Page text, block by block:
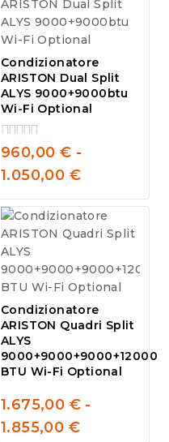
Condizionatore
ARISTON Dual Split
ALYS 9000+9000btu
Wi-Fi Optional
0
out
of
5
960,00 € -
1.050,00 €
Condizionatore
ARISTON Quadri Split
ALYS
9000+9000+9000+12000
BTU Wi-Fi Optional
out
1.675,00 € -
1.855,00 €